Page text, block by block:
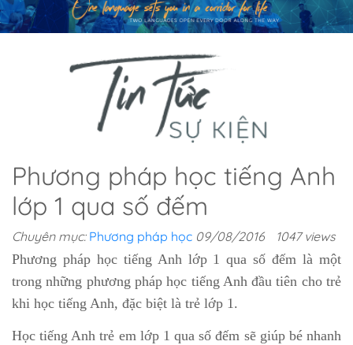
Phương pháp học tiếng Anh
lớp 1 qua số đếm
Chuyên mục: Phương pháp học 09/08/2016
1047 views
Phương pháp học tiếng Anh lớp 1 qua số đếm là một
trong những phương pháp học tiếng Anh đầu tiên cho trẻ
khi học tiếng Anh, đặc biệt là trẻ lớp 1.
Học tiếng Anh trẻ em lớp 1 qua số đếm sẽ giúp bé nhanh